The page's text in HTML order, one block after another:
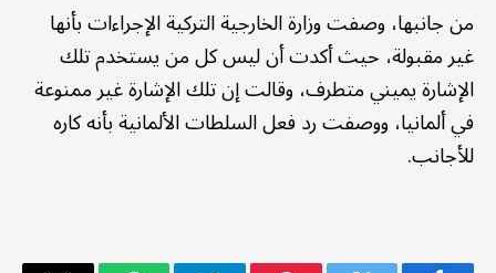
من جانبها، وصفت وزارة الخارجية التركية الإجراءات بأنها
غير مقبولة، حيث أكدت أن ليس كل من يستخدم تلك
الإشارة يميني متطرف، وقالت إن تلك الإشارة غير ممنوعة
في ألمانيا، ووصفت رد فعل السلطات الألمانية بأنه كاره
للأجانب.